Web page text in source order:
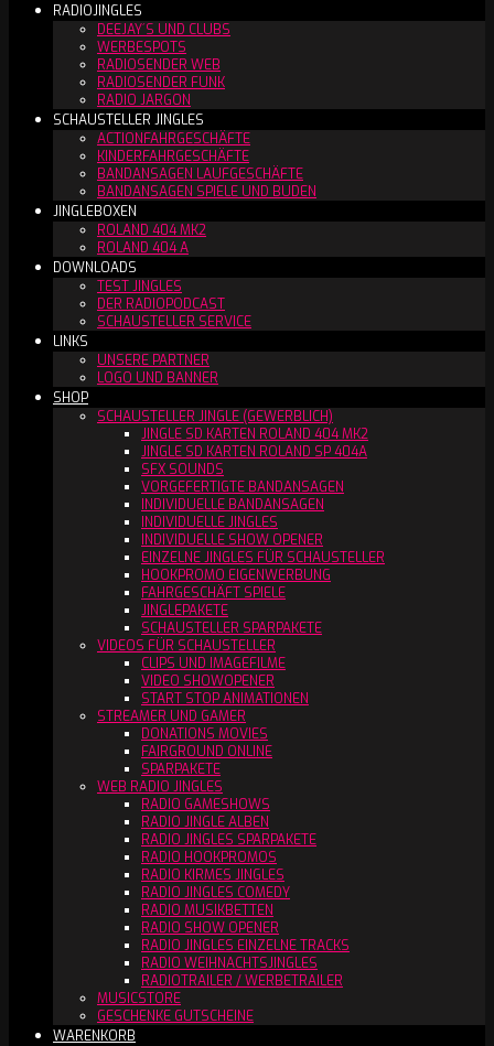
RADIOJINGLES
DEEJAY´S UND CLUBS
WERBESPOTS
RADIOSENDER WEB
RADIOSENDER FUNK
RADIO JARGON
SCHAUSTELLER JINGLES
ACTIONFAHRGESCHÄFTE
KINDERFAHRGESCHÄFTE
BANDANSAGEN LAUFGESCHÄFTE
BANDANSAGEN SPIELE UND BUDEN
JINGLEBOXEN
ROLAND 404 MK2
ROLAND 404 A
DOWNLOADS
TEST JINGLES
DER RADIOPODCAST
SCHAUSTELLER SERVICE
LINKS
UNSERE PARTNER
LOGO UND BANNER
SHOP
SCHAUSTELLER JINGLE (GEWERBLICH)
JINGLE SD KARTEN ROLAND 404 MK2
JINGLE SD KARTEN ROLAND SP 404A
SFX SOUNDS
VORGEFERTIGTE BANDANSAGEN
INDIVIDUELLE BANDANSAGEN
INDIVIDUELLE JINGLES
INDIVIDUELLE SHOW OPENER
EINZELNE JINGLES FÜR SCHAUSTELLER
HOOKPROMO EIGENWERBUNG
FAHRGESCHÄFT SPIELE
JINGLEPAKETE
SCHAUSTELLER SPARPAKETE
VIDEOS FÜR SCHAUSTELLER
CLIPS UND IMAGEFILME
VIDEO SHOWOPENER
START STOP ANIMATIONEN
STREAMER UND GAMER
DONATIONS MOVIES
FAIRGROUND ONLINE
SPARPAKETE
WEB RADIO JINGLES
RADIO GAMESHOWS
RADIO JINGLE ALBEN
RADIO JINGLES SPARPAKETE
RADIO HOOKPROMOS
RADIO KIRMES JINGLES
RADIO JINGLES COMEDY
RADIO MUSIKBETTEN
RADIO SHOW OPENER
RADIO JINGLES EINZELNE TRACKS
RADIO WEIHNACHTSJINGLES
RADIOTRAILER / WERBETRAILER
MUSICSTORE
GESCHENKE GUTSCHEINE
WARENKORB